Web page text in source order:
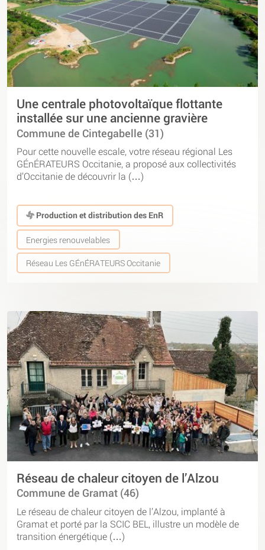
Une centrale photovoltaïque flottante
installée sur une ancienne gravière
Commune de Cintegabelle (31)
Pour cette nouvelle escale, votre réseau régional Les
GÉnÉRATEURS Occitanie, a proposé aux collectivités
d’Occitanie de découvrir la (…)
Production et distribution des EnR
Energies renouvelables
Réseau Les GÉnÉRATEURS Occitanie
Réseau de chaleur citoyen de l’Alzou
Commune de Gramat (46)
Le réseau de chaleur citoyen de l’Alzou, implanté à
Gramat et porté par la SCIC BEL, illustre un modèle de
transition énergétique (…)